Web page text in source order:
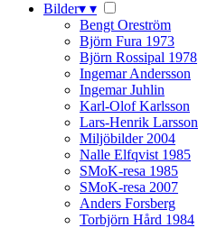
Bilder▾ ▾
Bengt Oreström
Björn Fura 1973
Björn Rossipal 1978
Ingemar Andersson
Ingemar Juhlin
Karl-Olof Karlsson
Lars-Henrik Larsson
Miljöbilder 2004
Nalle Elfqvist 1985
SMoK-resa 1985
SMoK-resa 2007
Anders Forsberg
Torbjörn Hård 1984